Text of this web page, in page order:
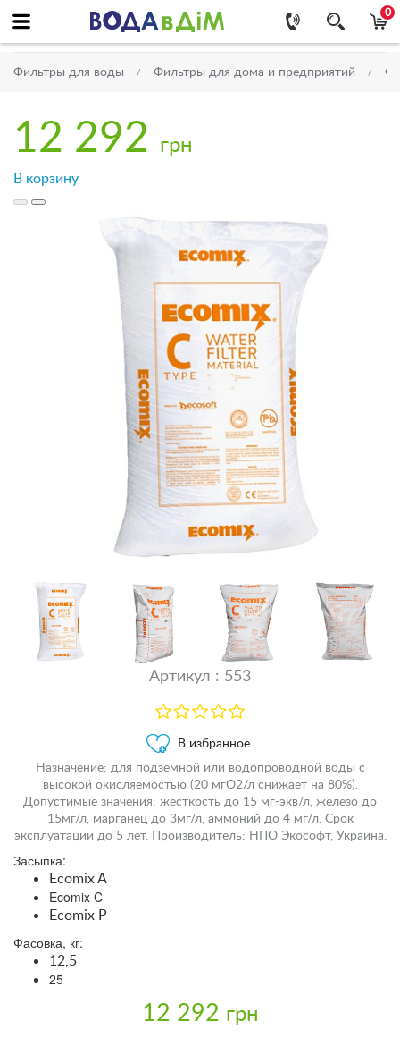
0
Фильтры для воды Фильтры для дома и предприятий
12 292 грн
В корзину
Артикул : 553
В избранное
Назначение: для подземной или водопроводной воды с
высокой окисляемостью (20 мгО2/л снижает на 80%).
Допустимые значения: жесткость до 15 мг-экв/л, железо до
15мг/л, марганец до 3мг/л, аммоний до 4 мг/л. Срок
эксплуатации до 5 лет. Производитель: НПО Экософт, Украина.
Засыпка:
Ecomix A
Ecomix C
Ecomix P
Фасовка, кг:
12,5
25
12 292 грн